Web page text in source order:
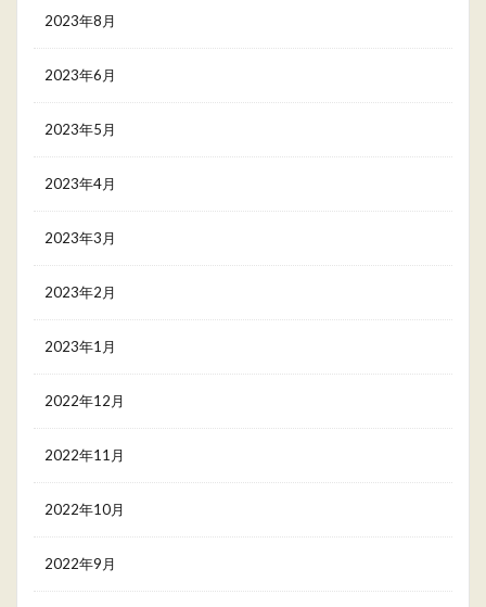
2023年8月
2023年6月
2023年5月
2023年4月
2023年3月
2023年2月
2023年1月
2022年12月
2022年11月
2022年10月
2022年9月